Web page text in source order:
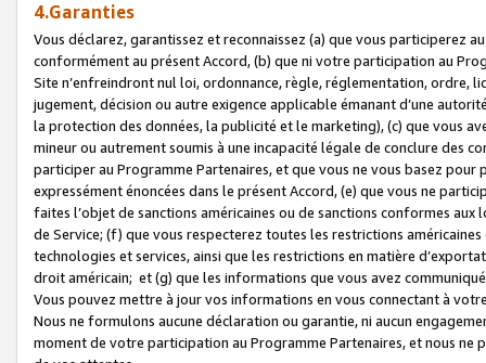
4.Garanties
Vous déclarez, garantissez et reconnaissez (a) que vous participerez
conformément au présent Accord, (b) que ni votre participation au
Site n’enfreindront nul loi, ordonnance, règle, réglementation, ordre,
jugement, décision ou autre exigence applicable émanant d’une
la protection des données, la publicité et le marketing), (c) que vous
mineur ou autrement soumis à une incapacité légale de conclure des
participer au Programme Partenaires, et que vous ne vous basez
expressément énoncées dans le présent Accord, (e) que vous ne
faites l’objet de sanctions américaines ou de sanctions conformes
de Service; (f) que vous respecterez toutes les restrictions
technologies et services, ainsi que les restrictions en matière
droit américain; et (g) que les informations que vous avez
Vous pouvez mettre à jour vos informations en vous connectant à
Nous ne formulons aucune déclaration ou garantie, ni aucun
moment de votre participation au Programme Partenaires, et nous